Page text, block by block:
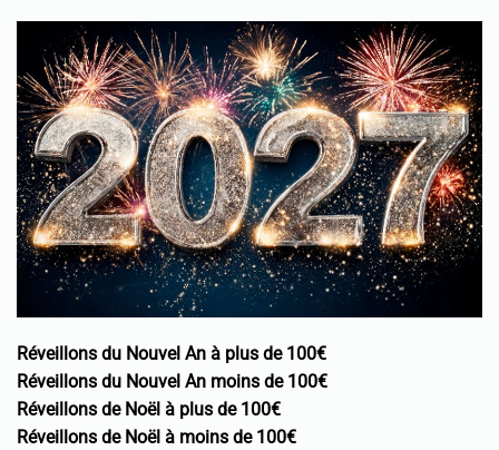
Réveillons du Nouvel An à plus de 100€
Réveillons du Nouvel An moins de 100€
Réveillons de Noël à plus de 100€
Réveillons de Noël à moins de 100€